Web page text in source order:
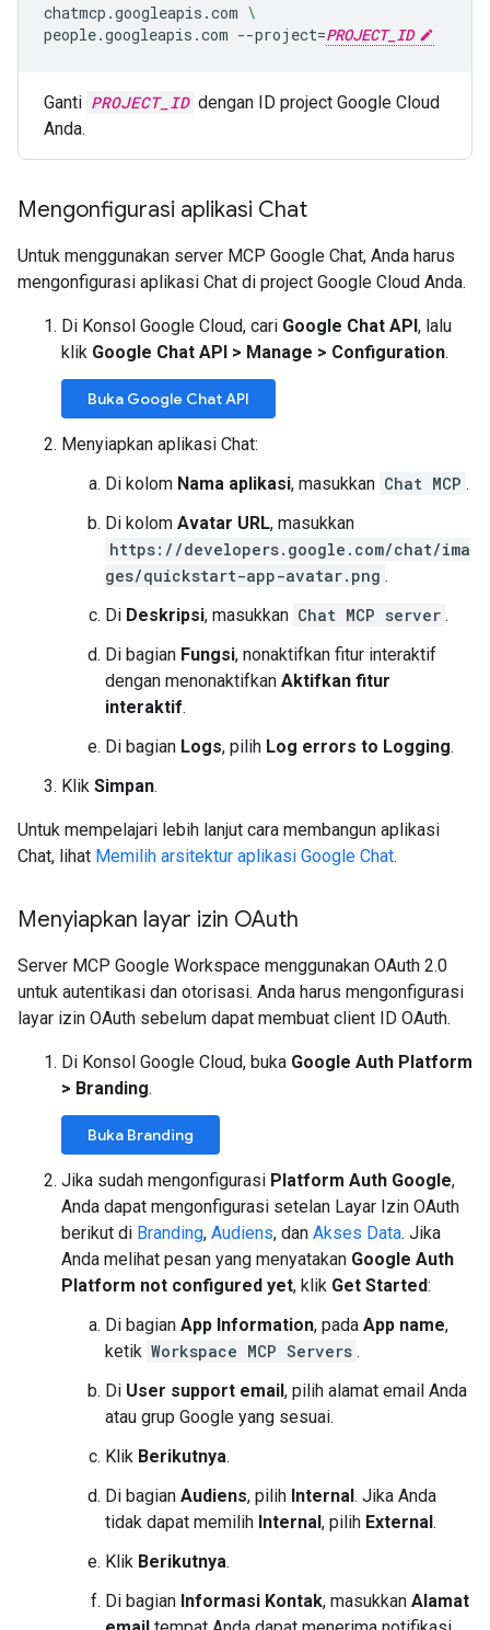
chatmcp.googleapis.com \
people.googleapis.com --project=PROJECT_ID
Ganti PROJECT_ID dengan ID project Google Cloud
Anda.
Mengonfigurasi aplikasi Chat
Untuk menggunakan server MCP Google Chat, Anda harus
mengonfigurasi aplikasi Chat di project Google Cloud Anda.
Di Konsol Google Cloud, cari Google Chat API, lalu
klik Google Chat API > Manage > Configuration.
Buka Google Chat API
Menyiapkan aplikasi Chat:
Di kolom Nama aplikasi, masukkan Chat MCP .
Di kolom Avatar URL, masukkan
https://developers.google.com/chat/ima
ges/quickstart-app-avatar.png .
Di Deskripsi, masukkan Chat MCP server .
Di bagian Fungsi, nonaktifkan fitur interaktif
dengan menonaktifkan Aktifkan fitur
interaktif.
Di bagian Logs, pilih Log errors to Logging.
Klik Simpan.
Untuk mempelajari lebih lanjut cara membangun aplikasi
Chat, lihat Memilih arsitektur aplikasi Google Chat.
Menyiapkan layar izin OAuth
Server MCP Google Workspace menggunakan OAuth 2.0
untuk autentikasi dan otorisasi. Anda harus mengonfigurasi
layar izin OAuth sebelum dapat membuat client ID OAuth.
Di Konsol Google Cloud, buka Google Auth Platform
> Branding.
Buka Branding
Jika sudah mengonfigurasi Platform Auth Google,
Anda dapat mengonfigurasi setelan Layar Izin OAuth
berikut di Branding, Audiens, dan Akses Data. Jika
Anda melihat pesan yang menyatakan Google Auth
Platform not configured yet, klik Get Started:
Di bagian App Information, pada App name,
ketik Workspace MCP Servers .
Di User support email, pilih alamat email Anda
atau grup Google yang sesuai.
Klik Berikutnya.
Di bagian Audiens, pilih Internal. Jika Anda
tidak dapat memilih Internal, pilih External.
Klik Berikutnya.
Di bagian Informasi Kontak, masukkan Alamat